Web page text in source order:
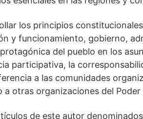
los principios
y funcionamiento, gobierno,
del pueblo en los
participativa, la
a las comunidades
otras organizaciones del
de este autor